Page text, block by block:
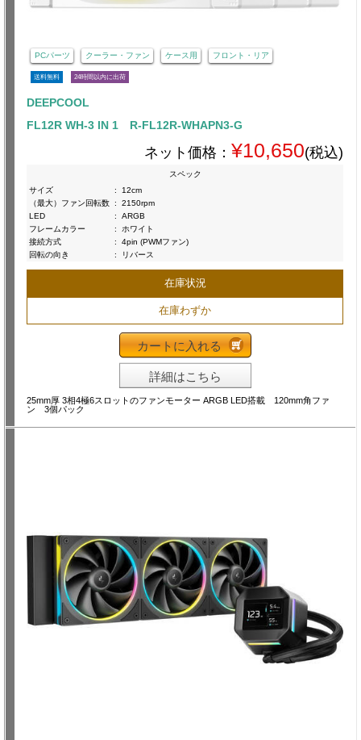
PCパーツ クーラー・ファン ケース用 フロント・リア
送料無料 24時間以内に出荷
DEEPCOOL
FL12R WH-3 IN 1 R-FL12R-WHAPN3-G
ネット価格： ¥10,650(税込)
スペック
サイズ
:
12cm
（最大）ファン回転数 :
2150rpm
LED
:
ARGB
フレームカラー
:
ホワイト
接続方式
:
4pin (PWMファン)
回転の向き
: リバース
在庫状況
在庫わずか
カートに入れる
詳細はこちら
25mm厚 3相4極6スロットのファンモーター ARGB LED搭載 120mm角ファ
ン 3個パック